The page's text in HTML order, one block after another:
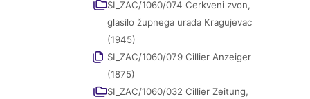
SI_ZAC/1060/074 Cerkveni zvon,
glasilo župnega urada Kragujevac
(1945)
SI_ZAC/1060/079 Cillier Anzeiger
(1875)
SI_ZAC/1060/032 Cillier Zeitung,